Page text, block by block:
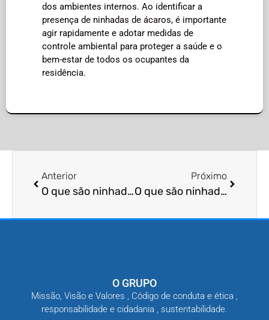
dos ambientes internos. Ao identificar a
presença de ninhadas de ácaros, é importante
agir rapidamente e adotar medidas de
controle ambiental para proteger a saúde e o
bem-estar de todos os ocupantes da
residência.
Anterior
O que são ninhadas de traças?
Próximo
O que são ninhadas de escorpiões?
O GRUPO
Missão, Visão e Valores , Código de conduta e ética ,
responsabilidade e cidadania , sustentabilidade.